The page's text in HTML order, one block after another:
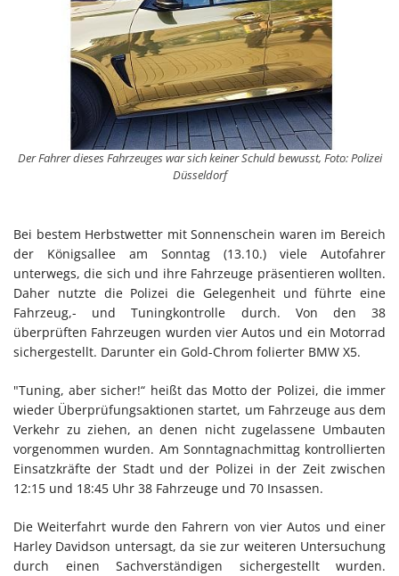
Der Fahrer dieses Fahrzeuges war sich keiner Schuld bewusst, Foto: Polizei
Düsseldorf
Bei bestem Herbstwetter mit Sonnenschein waren im Bereich
der Königsallee am Sonntag (13.10.) viele Autofahrer
unterwegs, die sich und ihre Fahrzeuge präsentieren wollten.
Daher nutzte die Polizei die Gelegenheit und führte eine
Fahrzeug,- und Tuningkontrolle durch. Von den 38
überprüften Fahrzeugen wurden vier Autos und ein Motorrad
sichergestellt. Darunter ein Gold-Chrom folierter BMW X5.
"Tuning, aber sicher!“ heißt das Motto der Polizei, die immer
wieder Überprüfungsaktionen startet, um Fahrzeuge aus dem
Verkehr zu ziehen, an denen nicht zugelassene Umbauten
vorgenommen wurden. Am Sonntagnachmittag kontrollierten
Einsatzkräfte der Stadt und der Polizei in der Zeit zwischen
12:15 und 18:45 Uhr 38 Fahrzeuge und 70 Insassen.
Die Weiterfahrt wurde den Fahrern von vier Autos und einer
Harley Davidson untersagt, da sie zur weiteren Untersuchung
durch einen Sachverständigen sichergestellt wurden.